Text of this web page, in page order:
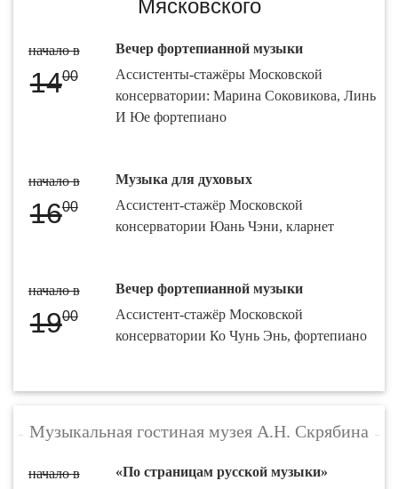
Мясковского
начало в
1400
Вечер фортепианной музыки
Ассистенты-стажёры Московской
консерватории: Марина Соковикова, Линь
И Юе фортепиано
начало в
1600
Музыка для духовых
Ассистент-стажёр Московской
консерватории Юань Чэни, кларнет
начало в
1900
Вечер фортепианной музыки
Ассистент-стажёр Московской
консерватории Ко Чунь Энь, фортепиано
Музыкальная гостиная музея А.Н. Скрябина
начало в
«По страницам русской музыки»